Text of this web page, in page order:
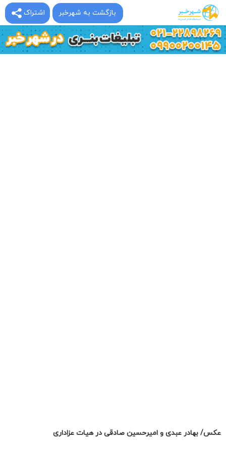
اشتراک بازگشت به شهرخبر
عکس/ بهادر عبدی و امیرحسین صادقی در هیات عزاداری